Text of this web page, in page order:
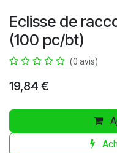
Eclisse de
(100 pc/bt)
(0 avis)
19,84 €